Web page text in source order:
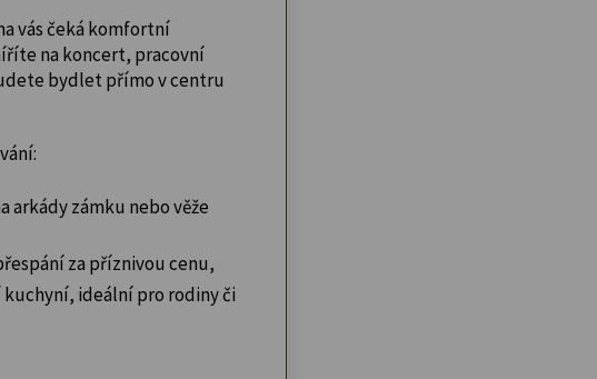
vás čeká komfortní
na koncert, pracovní
bydlet přímo v centru
arkády zámku nebo věže
za příznivou cenu,
kuchyní, ideální pro rodiny či